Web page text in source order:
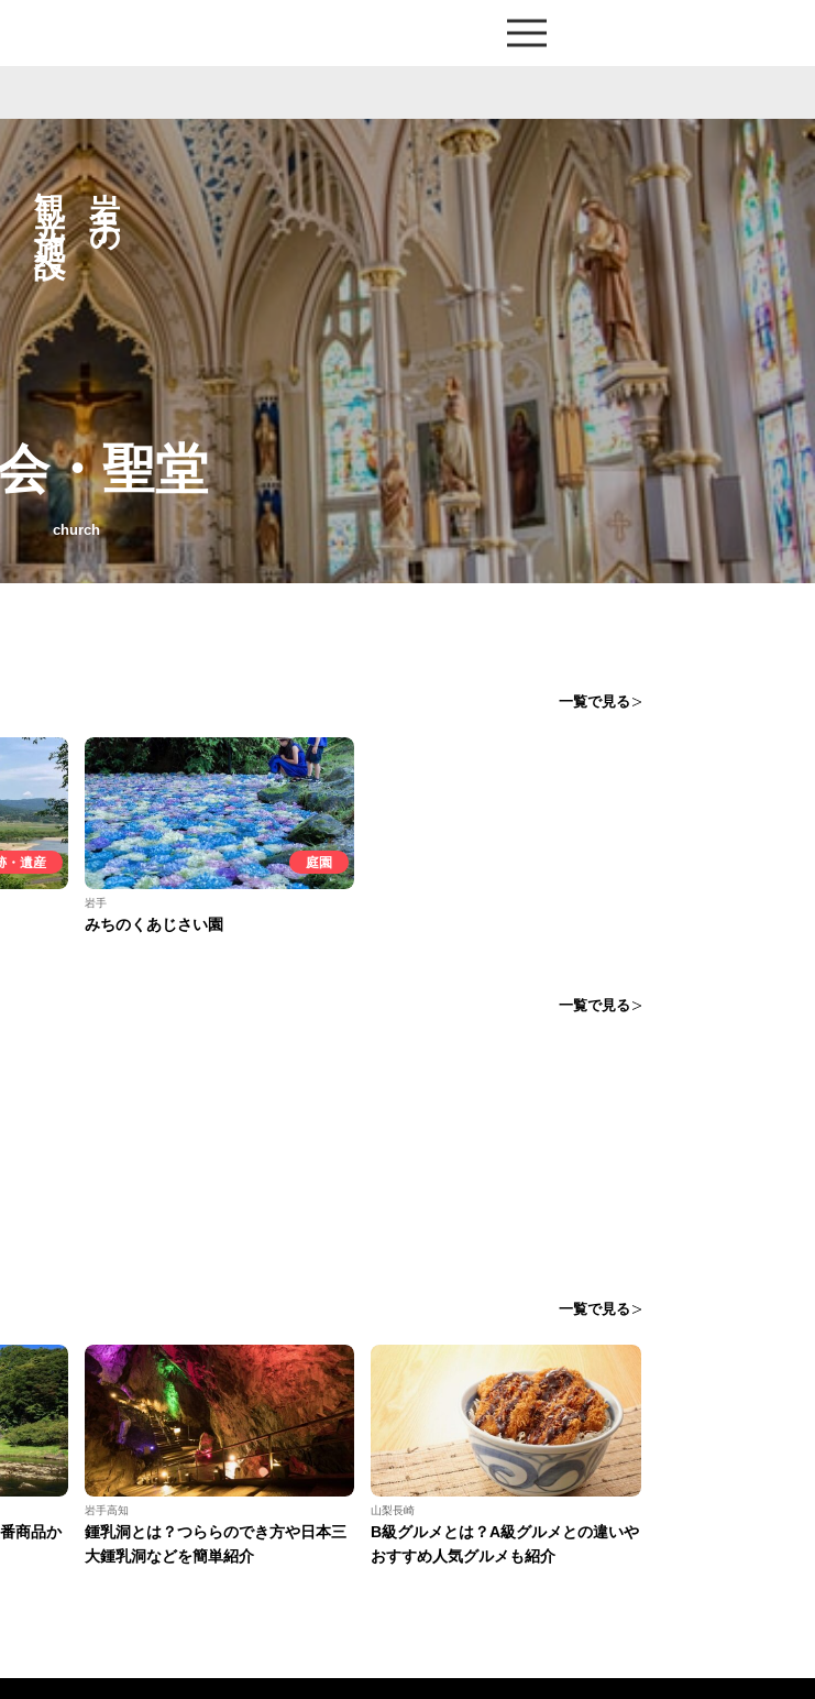
岩手の
観光施設へ
・聖堂
church
一覧で見る
・遺産 庭園
岩手
みちのくあじさい園
一覧で見る
一覧で見る
商品か
岩手高知
鍾乳洞とは？つららのでき方や日本三
大鍾乳洞などを簡単紹介
山梨長崎
B級グルメとは？A級グルメとの違いや
おすすめ人気グルメも紹介